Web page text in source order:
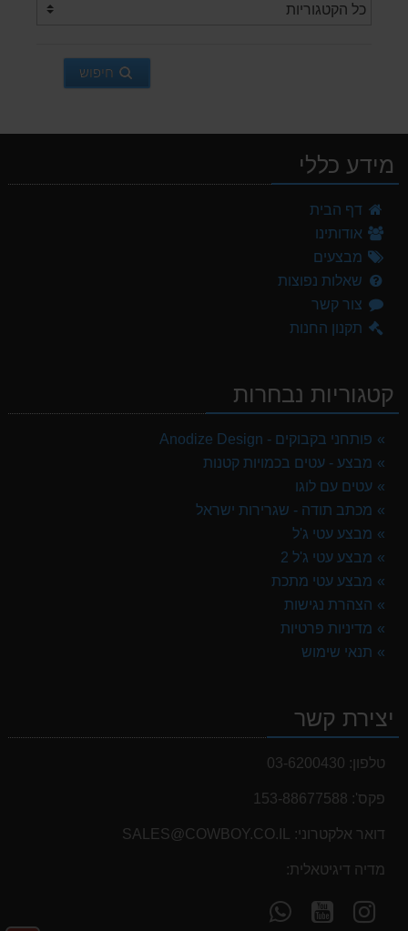
חיפוש
מידע כללי
דף הבית
אודותינו
מבצעים
שאלות נפוצות
צור קשר
תקנון החנות
קטגוריות נבחרות
פותחני בקבוקים - Anodize Design
מבצע - עטים בכמויות קטנות
עטים עם לוגו
מכתב תודה - שגרירות ישראל
מבצע עטי ג'ל
מבצע עטי ג'ל 2
מבצע עטי מתכת
הצהרת נגישות
מדיניות פרטיות
תנאי שימוש
יצירת קשר
טלפון: 03-6200430
פקס': 153-88677588
דואר אלקטרוני: SALES@COWBOY.CO.IL
מדיה דיגיטאלית:
עקוב
אחרינו
עקוב
אחרינו